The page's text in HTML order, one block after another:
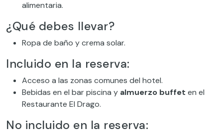
alimentaria.
¿Qué debes llevar?
Ropa de baño y crema solar.
Incluido en la reserva:
Acceso a las zonas comunes del hotel.
Bebidas en el bar piscina y almuerzo buffet en el
Restaurante El Drago.
No incluido en la reserva: